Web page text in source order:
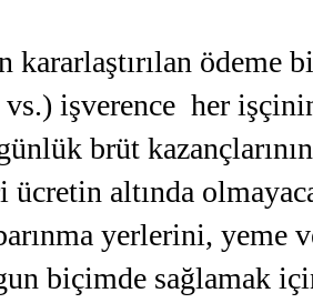
kararlaştırılan ödeme
vs.) işverence her
brüt
altında
yerlerini, yeme
biçimde sağlamak